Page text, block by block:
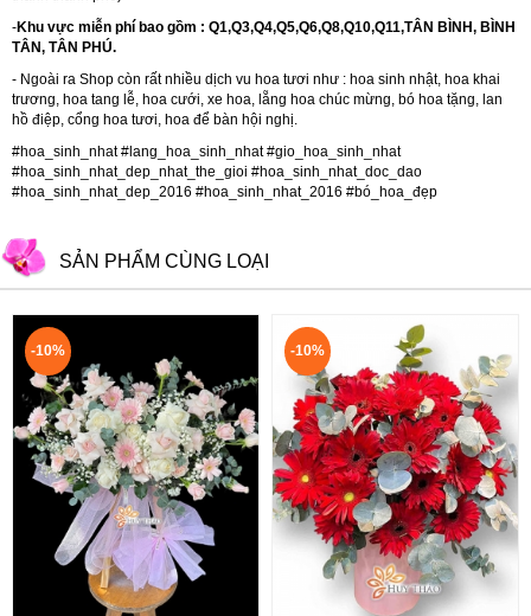
-Khu vực miễn phí bao gồm : Q1,Q3,Q4,Q5,Q6,Q8,Q10,Q11,TÂN BÌNH, BÌNH
TÂN, TÂN PHÚ.
- Ngoài ra Shop còn rất nhiều dịch vu hoa tươi như : hoa sinh nhật, hoa khai
trương, hoa tang lễ, hoa cưới, xe hoa, lẵng hoa chúc mừng, bó hoa tặng, lan
hồ điệp, cổng hoa tươi, hoa để bàn hội nghị.
#hoa_sinh_nhat #lang_hoa_sinh_nhat #gio_hoa_sinh_nhat
#hoa_sinh_nhat_dep_nhat_the_gioi #hoa_sinh_nhat_doc_dao
#hoa_sinh_nhat_dep_2016 #hoa_sinh_nhat_2016 #bó_hoa_đẹp
SẢN PHẨM CÙNG LOẠI
-10% -10%